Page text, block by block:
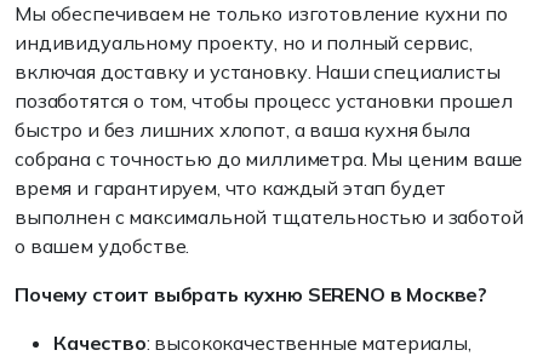
Мы обеспечиваем не только изготовление кухни по
индивидуальному проекту, но и полный сервис,
включая доставку и установку. Наши специалисты
позаботятся о том, чтобы процесс установки прошел
быстро и без лишних хлопот, а ваша кухня была
собрана с точностью до миллиметра. Мы ценим ваше
время и гарантируем, что каждый этап будет
выполнен с максимальной тщательностью и заботой
о вашем удобстве.
Почему стоит выбрать кухню SERENO в Москве?
Качество: высококачественные материалы,